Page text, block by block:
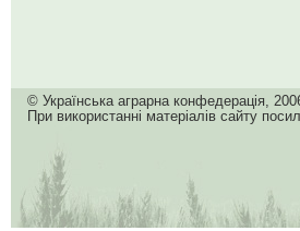
© Українська аграрна конфедерація,
При використанні матеріалів сайту